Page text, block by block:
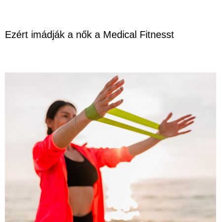
Ezért imádják a nők a Medical Fitnesst